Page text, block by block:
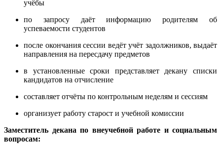
учёбы
по запросу даёт информацию родителям об
успеваемости студентов
после окончания сессии ведёт учёт задолжников, выдаёт
направления на пересдачу предметов
в установленные сроки представляет декану списки
кандидатов на отчисление
составляет отчёты по контрольным неделям и сессиям
организует работу старост и учебной комиссии
Заместитель декана по внеучебной работе и социальным
вопросам: